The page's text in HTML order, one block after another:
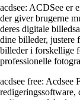
acdsee: ACDSee er
der giver brugerne
deres digitale
dine billeder, justere
billeder i forskellige
professionelle
acdsee free: Acdsee
redigeringssoftware,